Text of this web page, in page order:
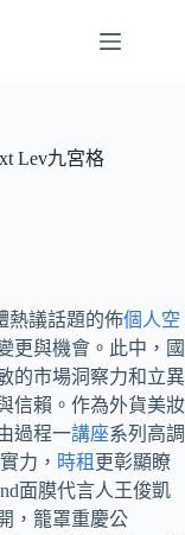
Lev九宮格
熱議話題的佈個人空
更與機會。此中，國
的市場洞察力和立異
信賴。作為外貨美妝
過程一講座系列高調
力， 時租 更彰顯瞭
面膜代言人王俊凱
，籠罩重慶公